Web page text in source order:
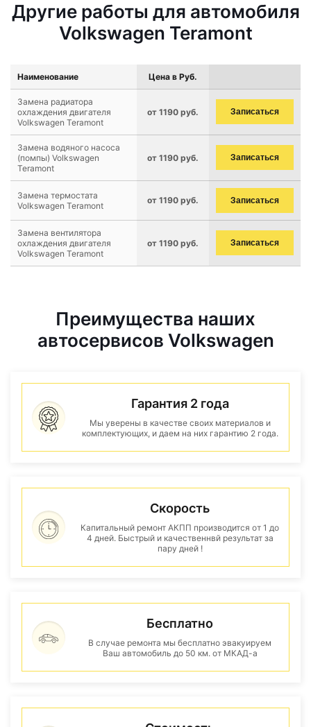
Другие работы для автомобиля
Volkswagen Teramont
Наименование Цена в Руб.
Замена радиатора
охлаждения двигателя
Volkswagen Teramont
от 1190 руб. Записаться
Замена водяного насоса
(помпы) Volkswagen
Teramont
от 1190 руб. Записаться
Замена термостата
Volkswagen Teramont
от 1190 руб. Записаться
Замена вентилятора
охлаждения двигателя
Volkswagen Teramont
от 1190 руб. Записаться
Преимущества наших
автосервисов Volkswagen
Гарантия 2 года
Мы уверены в качестве своих материалов и
комплектующих, и даем на них гарантию 2 года.
Скорость
Капитальный ремонт АКПП производится от 1 до
4 дней. Быстрый и качественнвй результат за
пару дней !
Бесплатно
В случае ремонта мы бесплатно эвакуируем
Ваш автомобиль до 50 км. от МКАД-а